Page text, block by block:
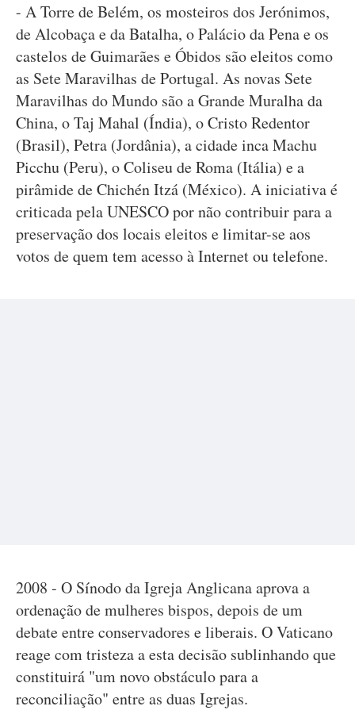
- A Torre de Belém, os mosteiros dos Jerónimos,
de Alcobaça e da Batalha, o Palácio da Pena e os
castelos de Guimarães e Óbidos são eleitos como
as Sete Maravilhas de Portugal. As novas Sete
Maravilhas do Mundo são a Grande Muralha da
China, o Taj Mahal (Índia), o Cristo Redentor
(Brasil), Petra (Jordânia), a cidade inca Machu
Picchu (Peru), o Coliseu de Roma (Itália) e a
pirâmide de Chichén Itzá (México). A iniciativa é
criticada pela UNESCO por não contribuir para a
preservação dos locais eleitos e limitar-se aos
votos de quem tem acesso à Internet ou telefone.
2008 - O Sínodo da Igreja Anglicana aprova a
ordenação de mulheres bispos, depois de um
debate entre conservadores e liberais. O Vaticano
reage com tristeza a esta decisão sublinhando que
constituirá "um novo obstáculo para a
reconciliação" entre as duas Igrejas.